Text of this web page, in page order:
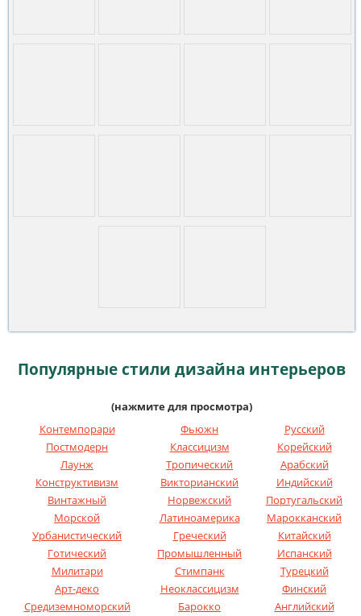
Популярные стили дизайна интерьеров
(нажмите для просмотра)
Контемпорари
Фьюжн
Русский
Постмодерн
Классицизм
Корейский
Лаунж
Тропический
Арабский
Конструктивизм
Викторианский
Индийский
Винтажный
Норвежский
Португальский
Морской
Латиноамерика
Марокканский
Урбанистический
Греческий
Китайский
Готический
Промышленный
Испанский
Милитари
Стимпанк
Турецкий
Арт-деко
Неоклассицизм
Финский
Средиземноморский
Барокко Английский